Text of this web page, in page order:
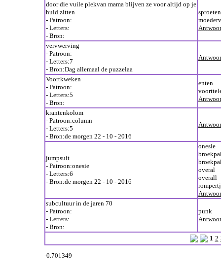
door die vuile plekvan mama blijven ze voor altijd op je
huid zitten
- Patroon:
- Letters:
- Bron:
sproeten
vervwerving
- Patroon:
- Letters:7
- Bron:Dag allemaal de puzzelaa
Voortkweken
- Patroon:
- Letters:5
- Bron:
enten
krantenkolom
- Patroon:column
- Letters:5
- Bron:de morgen 22 - 10 - 2016
jumpsuit
- Patroon:onesie
- Letters:6
- Bron:de morgen 22 - 10 - 2016
onesie
overal
overall
subcultuur in de jaren 70
- Patroon:
- Letters:
- Bron:
punk
1 2
-0.701349